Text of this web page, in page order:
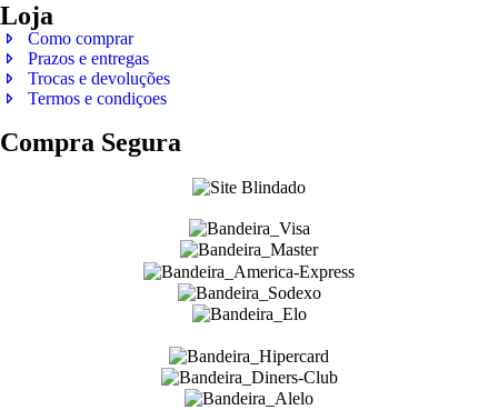
Loja
Como comprar
Prazos e entregas
Trocas e devoluções
Termos e condiçoes
Compra Segura